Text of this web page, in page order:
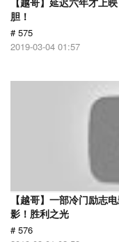
胆！
# 575
2019-03-04 01:57
【越哥】一部冷门励志
影！胜利之光
# 576